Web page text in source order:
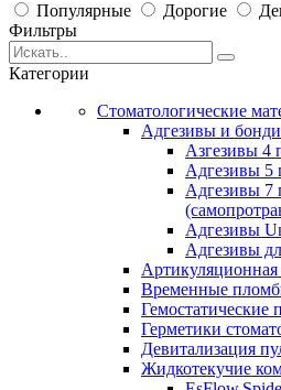
Популярные Дорогие
Фильтры
Категории
Стоматологические
Адгезивы и
Азгезивы 4
Адгезивы 5
Адгезивы 7
Адгезивы
Адгезивы
Артикуляционная
Временные
Гемостатические
Герметики
Девитализация
Жидкотекучие